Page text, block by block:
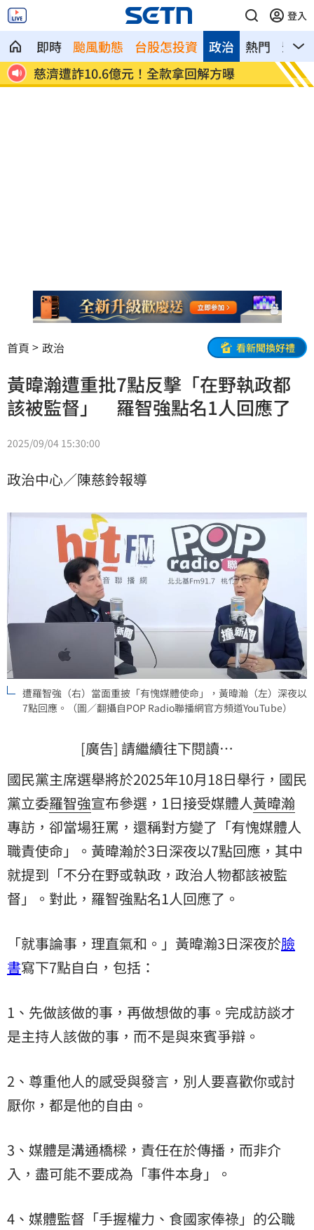
登入
即時 颱風動態 台股怎投資 熱門 影音
政治
慈濟遭詐10.6億元！全款拿回解方曝
稱龍
首頁 政治 看新聞換好禮
黃暐瀚遭重批7點反擊「在野執政都
該被監督」 羅智強點名1人回應了
2025/09/04 15:30:00
政治中心／陳慈鈴報導
遭羅智強（右）當面重披「有愧媒體使命」，黃暐瀚（左）深夜以
7點回應。（圖／翻攝自POP Radio聯播網官方頻道YouTube）
[廣告] 請繼續往下閱讀…
國民黨主席選舉將於2025年10月18日舉行，國民
黨立委羅智強宣布參選，1日接受媒體人黃暐瀚
專訪，卻當場狂罵，還稱對方變了「有愧媒體人
職責使命」。黃暐瀚於3日深夜以7點回應，其中
就提到「不分在野或執政，政治人物都該被監
督」。對此，羅智強點名1人回應了。
「就事論事，理直氣和。」黃暐瀚3日深夜於臉
書寫下7點自白，包括：
1、先做該做的事，再做想做的事。完成訪談才
是主持人該做的事，而不是與來賓爭辯。
2、尊重他人的感受與發言，別人要喜歡你或討
厭你，都是他的自由。
3、媒體是溝通橋樑，責任在於傳播，而非介
入，盡可能不要成為「事件本身」。
4、媒體監督「手握權力、食國家俸祿」的公職